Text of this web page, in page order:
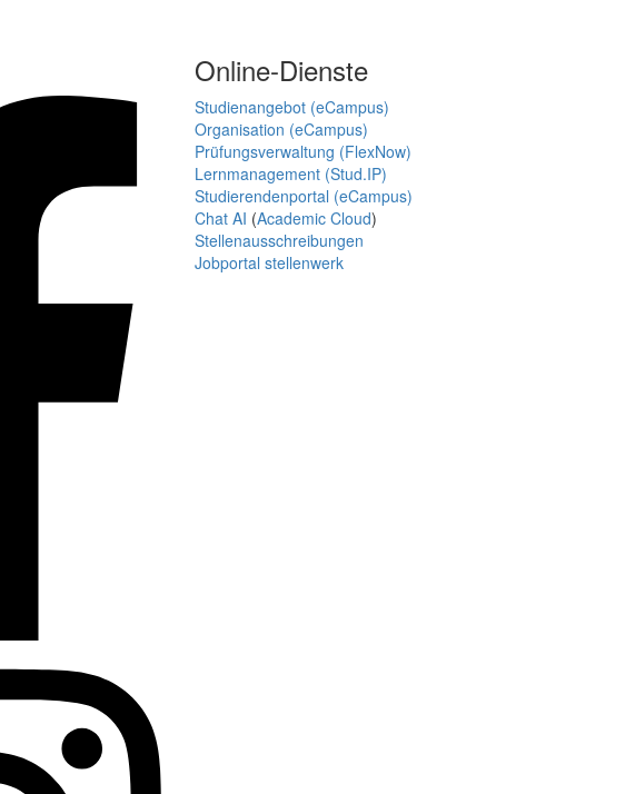
Online-Dienste
Studienangebot (eCampus)
Organisation (eCampus)
Prüfungsverwaltung (FlexNow)
Lernmanagement (Stud.IP)
Studierendenportal (eCampus)
Chat AI (Academic Cloud)
Stellenausschreibungen
Jobportal stellenwerk